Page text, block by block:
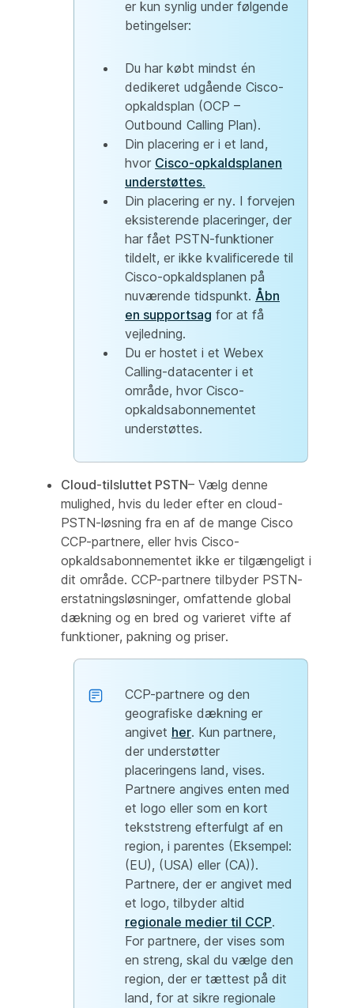
er kun synlig under følgende
betingelser:
Du har købt mindst én
dedikeret udgående Cisco-
opkaldsplan (OCP –
Outbound Calling Plan).
Din placering er i et land,
hvor Cisco-opkaldsplanen
understøttes.
Din placering er ny. I forvejen
eksisterende placeringer, der
har fået PSTN-funktioner
tildelt, er ikke kvalificerede til
Cisco-opkaldsplanen på
nuværende tidspunkt. Åbn
en supportsag for at få
vejledning.
Du er hostet i et Webex
Calling-datacenter i et
område, hvor Cisco-
opkaldsabonnementet
understøttes.
Cloud-tilsluttet PSTN– Vælg denne
mulighed, hvis du leder efter en cloud-
PSTN-løsning fra en af de mange Cisco
CCP-partnere, eller hvis Cisco-
opkaldsabonnementet ikke er tilgængeligt i
dit område. CCP-partnere tilbyder PSTN-
erstatningsløsninger, omfattende global
dækning og en bred og varieret vifte af
funktioner, pakning og priser.
CCP-partnere og den
geografiske dækning er
angivet her. Kun partnere,
der understøtter
placeringens land, vises.
Partnere angives enten med
et logo eller som en kort
tekststreng efterfulgt af en
region, i parentes (Eksempel:
(EU), (USA) eller (CA)).
Partnere, der er angivet med
et logo, tilbyder altid
regionale medier til CCP.
For partnere, der vises som
en streng, skal du vælge den
region, der er tættest på dit
land, for at sikre regionale